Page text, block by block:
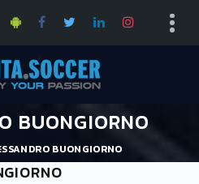
BUONGIORNO
BUONGIORNO